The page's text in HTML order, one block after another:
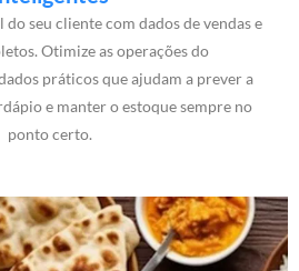
seu cliente com dados de vendas e
Otimize as operações do
práticos que ajudam a prever a
e manter o estoque sempre no
ponto certo.